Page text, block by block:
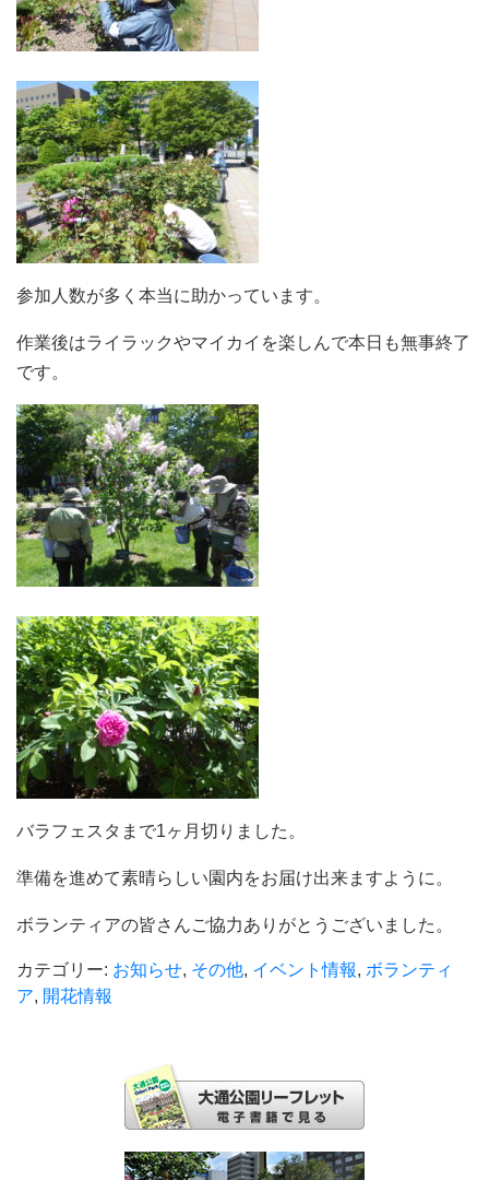
参加人数が多く本当に助かっています。
作業後はライラックやマイカイを楽しんで本日も無事終了
です。
バラフェスタまで1ヶ月切りました。
準備を進めて素晴らしい園内をお届け出来ますように。
ボランティアの皆さんご協力ありがとうございました。
カテゴリー: お知らせ, その他, イベント情報, ボランティ
ア, 開花情報